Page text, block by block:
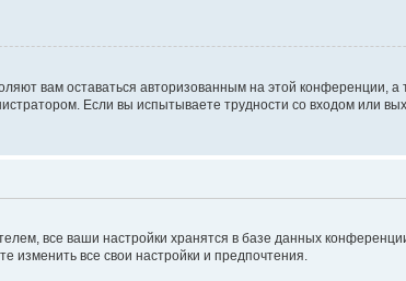
вам оставаться авторизованным на этой конференции,
Если вы испытываете трудности со входом или
все ваши настройки хранятся в базе данных
изменить все свои настройки и предпочтения.